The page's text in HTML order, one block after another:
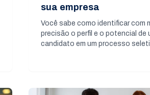
sua empresa
Você sabe como identificar com
precisão o perfil e o potencial de
candidato em um processo